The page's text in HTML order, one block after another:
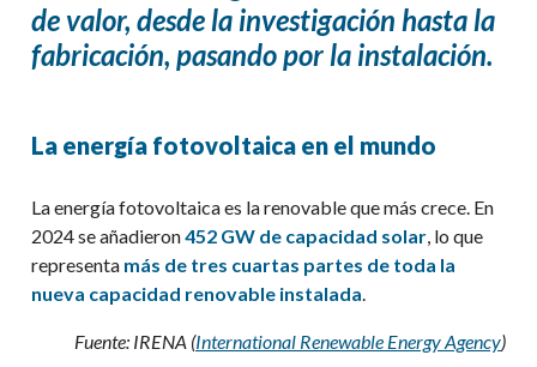
de valor, desde la investigación hasta la
fabricación, pasando por la instalación.
La energía fotovoltaica en el mundo
La energía fotovoltaicaes la renovable que más crece. En
2024 se añadieron452 GW de capacidad solar, lo que
representa más de tres cuartas partes de toda la
nueva capacidad renovable instalada.
Fuente: IRENA (International Renewable Energy Agency)